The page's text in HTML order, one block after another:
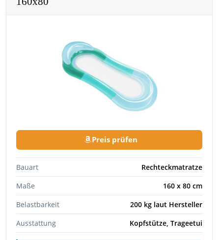
Preis prüfen
Bauart
Rechteckmatratze
Maße
160 x 80 cm
Belastbarkeit
200 kg laut Hersteller
Ausstattung
Kopfstütze, Trageetui